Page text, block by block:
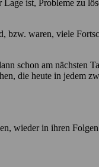
ist, Probleme zu
bzw. waren, viele
schon am nächsten
die heute in jedem
wieder in ihren